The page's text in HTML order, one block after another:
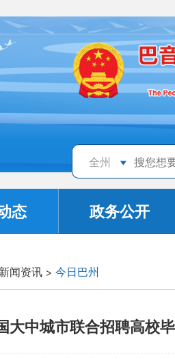
全州
态 政务公开
新闻资讯 > 今日巴州
大中城市联合招聘高校